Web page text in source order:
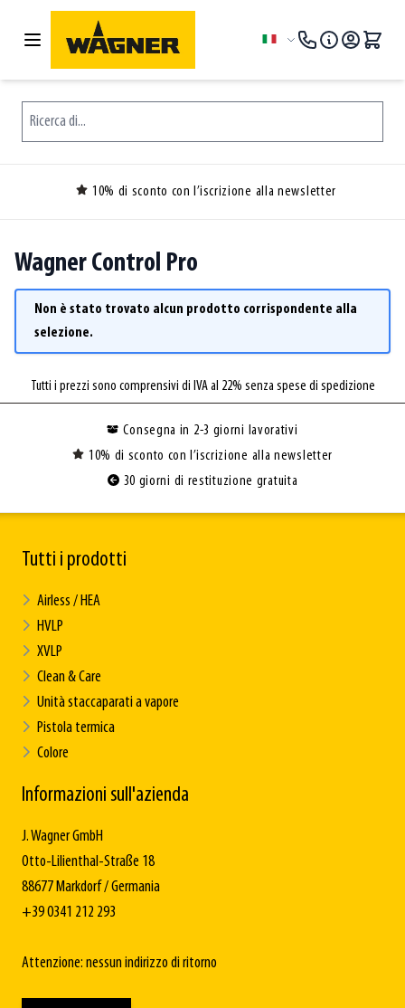
Salta al contenuto
Lingua
Ricerca di...
10% di sconto con l’iscrizione alla newsletter
Wagner Control Pro
Non è stato trovato alcun prodotto corrispondente alla
selezione.
Tutti i prezzi sono comprensivi di IVA al 22% senza spese di spedizione
Consegna in 2-3 giorni lavorativi
10% di sconto con l’iscrizione alla newsletter
30 giorni di restituzione gratuita
Tutti i prodotti
Airless / HEA
HVLP
XVLP
Clean & Care
Unità staccaparati a vapore
Pistola termica
Colore
Informazioni sull'azienda
J. Wagner GmbH
Otto-Lilienthal-Straße 18
88677 Markdorf / Germania
+39 0341 212 293
Attenzione: nessun indirizzo di ritorno